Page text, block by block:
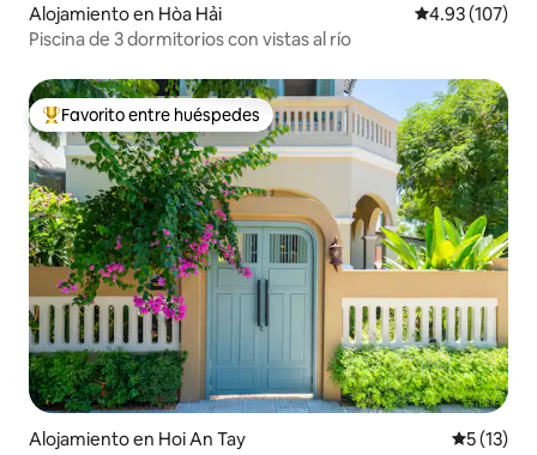
Alojamiento en Hòa Hải Calificación
4.93 (107)
Piscina de 3 dormitorios con vistas al río
Favorito entre huéspedes preferido
Favorito entre huéspedes
Alojamiento en Hoi An Tay
5 (13)